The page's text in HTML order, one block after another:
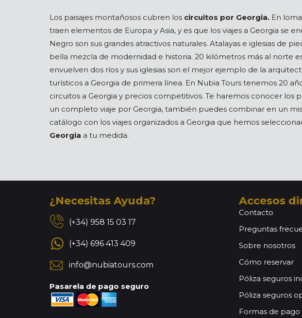
Los paisajes montañosos cubren los circuitos por Georgia. En
traen elementos de Europa y Asia, y es que los viajes a Georgia se
Negro son sus grandes atractivos naturales. Atalayas e iglesias de
bella mezcla de modernidad e historia. 20 kilómetros más al norte
envuelven dos ríos y sus iglesias son el mejor ejemplo de la
turísticos a Georgia de primera línea. En Nubia Tours tenemos 20
circuitos a Georgia y precios competitivos. Te haremos conocer los
un completo viaje por Georgia, también puedes combinar en un
catálogo con los viajes organizados a Georgia que hemos
Georgia a tu medida.
¿Necesitas Ayuda?
(+34) 958 15 03 17
(+34) 696 413 409
info@nubiatours.com
Pasarela de pago seguro
Accesos
Contacto
Preguntas
Sobre nosotros
Cómo reservar
Póliza seguros
Póliza seguros
Formas de pago